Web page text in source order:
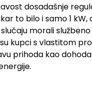
dosadašnje
to bilo i samo 1
morali
kupci s vlastitom
prihoda kao